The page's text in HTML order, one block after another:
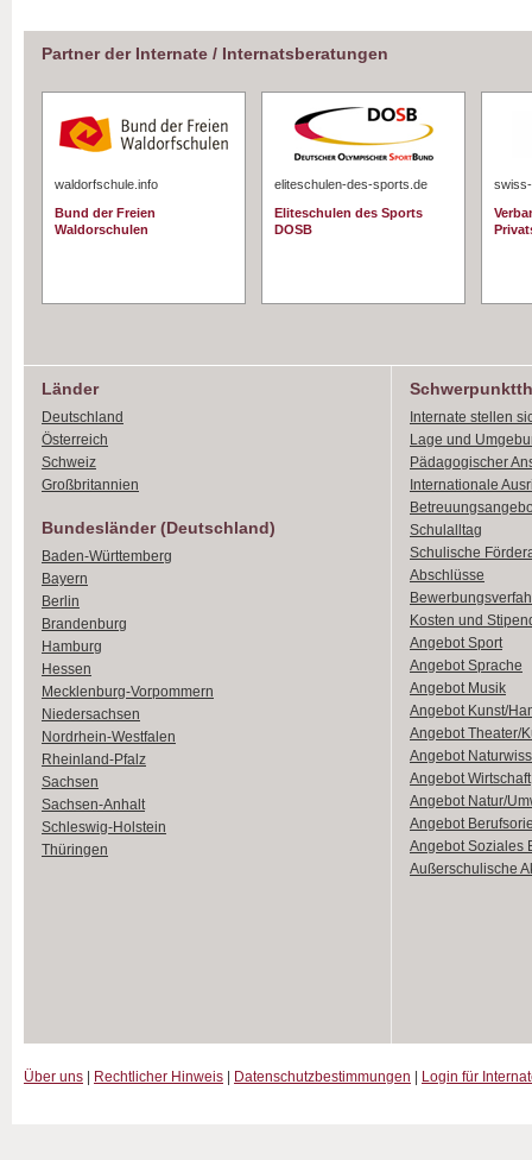
Partner der Internate / Internatsberatungen
waldorfschule.info
Bund der Freien
Waldorschulen
eliteschulen-des-sports.de
Eliteschulen des Sports
DOSB
Länder
Deutschland
Österreich
Schweiz
Großbritannien
Bundesländer (Deutschland)
Baden-Württemberg
Bayern
Berlin
Brandenburg
Hamburg
Hessen
Mecklenburg-Vorpommern
Niedersachsen
Nordrhein-Westfalen
Rheinland-Pfalz
Sachsen
Sachsen-Anhalt
Schleswig-Holstein
Thüringen
Internate stellen
Lage und
Pädagogischer
Internationale
Schulalltag
Schulische
Abschlüsse
Kosten und
Angebot Sport
Angebot Sprache
Angebot Musik
Angebot Kunst/
Angebot Theater/
Angebot
Angebot Wirtschaft
Angebot Natur/
Angebot
Angebot Soziales
Außerschulische
Über uns Rechtlicher Hinweis Datenschutzbestimmungen Login für